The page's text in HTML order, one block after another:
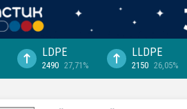
LDPE
2490 27,71%
LLDPE
2150 26,05%